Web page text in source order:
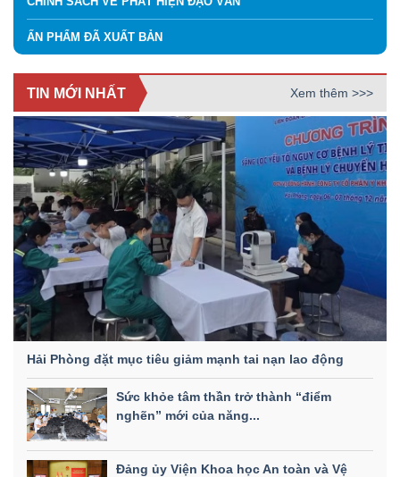
ẤN PHẨM ĐÃ XUẤT BẢN
TIN MỚI NHẤT Xem thêm >>>
Hải Phòng đặt mục tiêu giảm mạnh tai nạn lao động
Sức khỏe tâm thần trở thành “điểm
nghẽn” mới của năng...
Đảng ủy Viện Khoa học An toàn và Vệ